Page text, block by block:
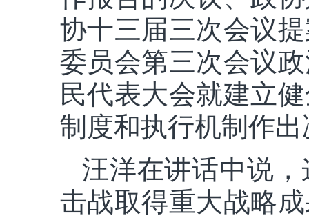
协十三届三次会议
委员会第三次会议
民代表大会就建立
制度和执行机制作
汪洋在讲话中说
击战取得重大战略